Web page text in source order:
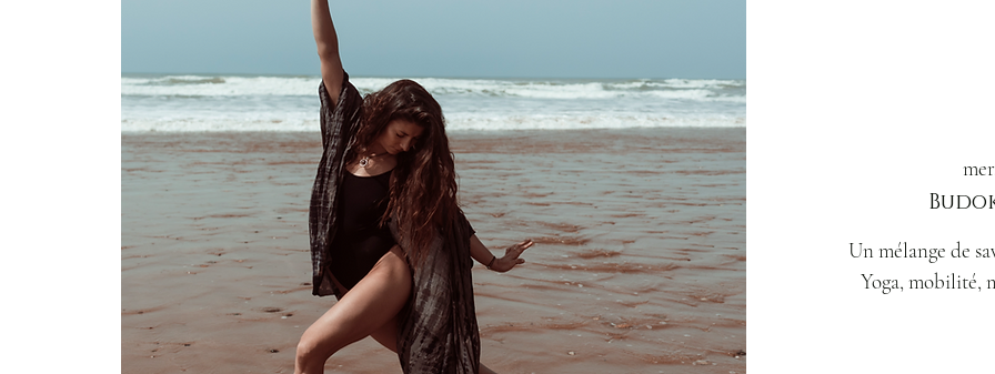
Un mélange de
Yoga, mobilité,